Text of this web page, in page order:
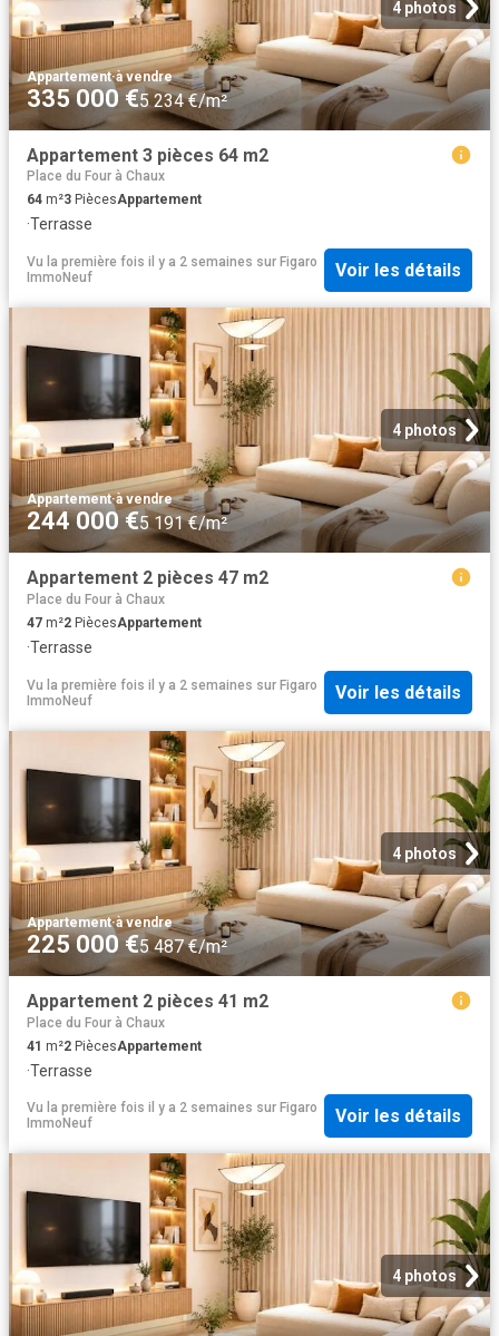
4 photos
Appartement·à vendre
335 000 €5 234 €/m²
Appartement 3 pièces 64 m2
Place du Four à Chaux
64 m²3 PiècesAppartement
·Terrasse
Vu la première fois il y a 2 semaines sur Figaro
ImmoNeuf
Voir les détails
4 photos
Appartement·à vendre
244 000 €5 191 €/m²
Appartement 2 pièces 47 m2
Place du Four à Chaux
47 m²2 PiècesAppartement
·Terrasse
Vu la première fois il y a 2 semaines sur Figaro
ImmoNeuf
Voir les détails
4 photos
Appartement·à vendre
225 000 €5 487 €/m²
Appartement 2 pièces 41 m2
Place du Four à Chaux
41 m²2 PiècesAppartement
·Terrasse
Vu la première fois il y a 2 semaines sur Figaro
ImmoNeuf
Voir les détails
4 photos